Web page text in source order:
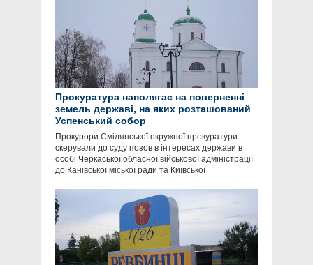
Прокуратура наполягає на поверненні
земель державі, на яких розташований
Успенський собор
Прокурори Смілянської окружної прокуратури
скерували до суду позов в інтересах держави в
особі Черкаської обласної військової адміністрації
до Канівської міської ради та Київської